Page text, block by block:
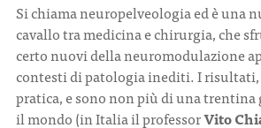
Si chiama neuropelveologia ed è una
cavallo tra medicina e chirurgia, che
certo nuovi della neuromodulazione
contesti di patologia inediti. I risultati,
pratica, e sono non più di una
il mondo (in Italia il professorVito